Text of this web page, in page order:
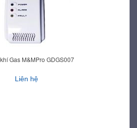
Gas M&MPro GDGS007
Liên hệ